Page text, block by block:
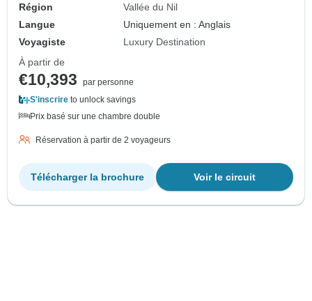
Région
Vallée du Nil
Langue
Uniquement en : Anglais
Voyagiste
Luxury Destination
À partir de
€10,393
par personne
S'inscrire to unlock savings
Prix basé sur une chambre double
Réservation à partir de 2 voyageurs
Voir le circuit
Télécharger la brochure